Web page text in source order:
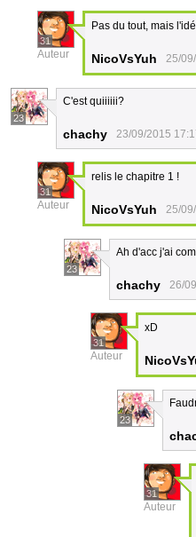
31
Auteur
Pas du tout, mais
NicoVsYuh 25/
23
C'est quiiiiii?
chachy 23/09/2015
31
Auteur
relis le chapitre 1 !
NicoVsYuh 25/
23
Ah d'acc j'ai
chachy 26/
31
Auteur
xD
23
31
Auteur